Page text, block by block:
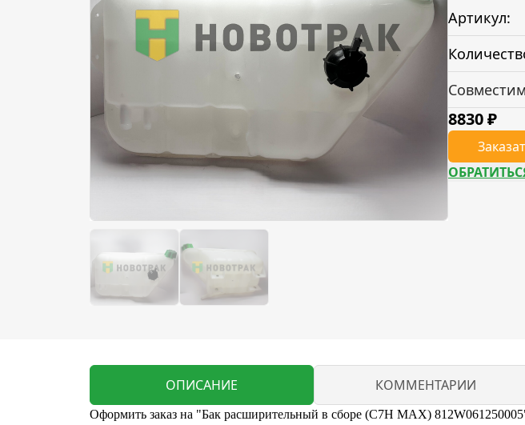
Артикул:
8830₽
ОПИСАНИЕ КОММЕНТАРИИ
Оформить заказ на "Бак расширительный в сборе (C7H MAX)